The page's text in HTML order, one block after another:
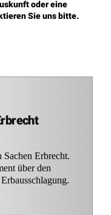
oder eine
Sie uns bitte.
Erbrecht.
über den